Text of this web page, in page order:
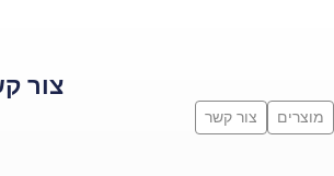
מוצרים צור קשר
צור